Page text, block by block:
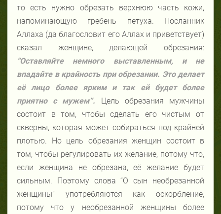
то есть нужно обрезать верхнюю часть кожи,
напоминающую гребень петуха. Посланник
Аллаха (да благословит его Аллах и приветствует)
сказал женщине, делающей обрезания:
“Оставляйте немного выставленным, и не
впадайте в крайность при обрезании. Это делает
её лицо более ярким и так ей будет более
приятно с мужем”. Цель обрезания мужчины
состоит в том, чтобы сделать его чистым от
скверны, которая может собираться под крайней
плотью. Но цель обрезания женщин состоит в
том, чтобы регулировать их желание, потому что,
если женщина не обрезана, её желание будет
сильным. Поэтому слова “O сын необрезанной
женщины” употребляются как оскорбление,
потому что у необрезанной женщины более